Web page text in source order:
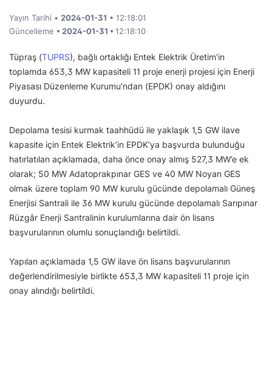
Yayın Tarihi • 2024-01-31 • 12:18:01
Güncelleme • 2024-01-31 • 12:18:10
Tüpraş (TUPRS), bağlı ortaklığı Entek Elektrik Üretim’in
toplamda 653,3 MW kapasiteli 11 proje enerji projesi için Enerji
Piyasası Düzenleme Kurumu’ndan (EPDK) onay aldığını
duyurdu.
Depolama tesisi kurmak taahhüdü ile yaklaşık 1,5 GW ilave
kapasite için Entek Elektrik’in EPDK’ya başvurda bulunduğu
hatırlatılan açıklamada, daha önce onay almış 527,3 MW’e ek
olarak; 50 MW Adatoprakpınar GES ve 40 MW Noyan GES
olmak üzere toplam 90 MW kurulu gücünde depolamalı Güneş
Enerjisi Santrali ile 36 MW kurulu gücünde depolamalı Sarıpınar
Rüzgâr Enerji Santralinin kurulumlarına dair ön lisans
başvurularının olumlu sonuçlandığı belirtildi.
Yapılan açıklamada 1,5 GW ilave ön lisans başvurularının
değerlendirilmesiyle birlikte 653,3 MW kapasiteli 11 proje için
onay alındığı belirtildi.